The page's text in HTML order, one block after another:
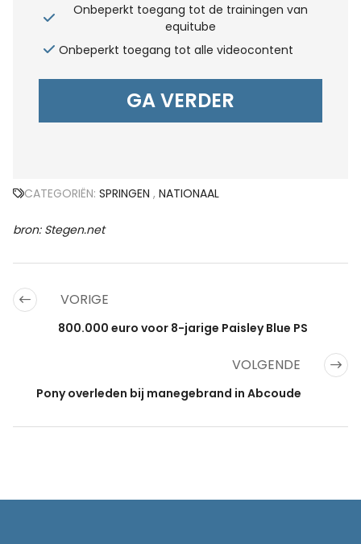
Onbeperkt toegang tot de trainingen van
equitube
Onbeperkt toegang tot alle videocontent
GA VERDER
CATEGORIËN: SPRINGEN , NATIONAAL
bron: Stegen.net
VORIGE
800.000 euro voor 8-jarige Paisley Blue PS
VOLGENDE
Pony overleden bij manegebrand in Abcoude